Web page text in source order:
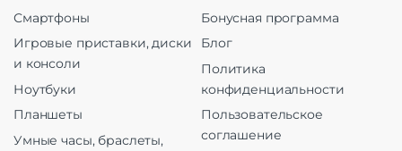
Смартфоны
Игровые приставки, диски
и консоли
Ноутбуки
Планшеты
Умные часы, браслеты,
Бонусная программа
Блог
Политика
конфиденциальности
Пользовательское
соглашение